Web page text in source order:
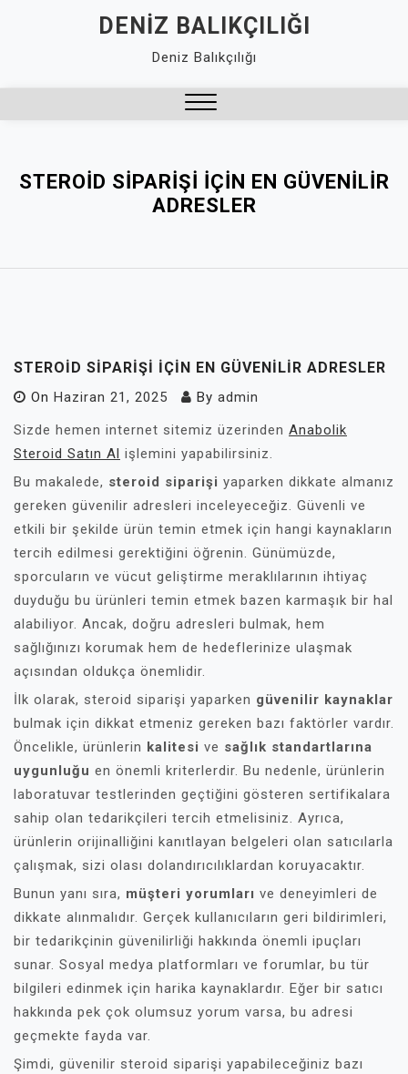
DENIZ BALIKÇILIĞI
Deniz Balıkçılığı
STEROID SIPARIŞI İÇIN EN GÜVENILIR
ADRESLER
STEROID SIPARIŞI İÇIN EN GÜVENILIR ADRESLER
On Haziran 21, 2025 By admin
Sizde hemen internet sitemiz üzerinden Anabolik
Steroid Satın Al işlemini yapabilirsiniz.
Bu makalede, steroid siparişi yaparken dikkate almanız
gereken güvenilir adresleri inceleyeceğiz. Güvenli ve
etkili bir şekilde ürün temin etmek için hangi kaynakların
tercih edilmesi gerektiğini öğrenin. Günümüzde,
sporcuların ve vücut geliştirme meraklılarının ihtiyaç
duyduğu bu ürünleri temin etmek bazen karmaşık bir hal
alabiliyor. Ancak, doğru adresleri bulmak, hem
sağlığınızı korumak hem de hedeflerinize ulaşmak
açısından oldukça önemlidir.
İlk olarak, steroid siparişi yaparken güvenilir kaynaklar
bulmak için dikkat etmeniz gereken bazı faktörler vardır.
Öncelikle, ürünlerin kalitesi ve sağlık standartlarına
uygunluğu en önemli kriterlerdir. Bu nedenle, ürünlerin
laboratuvar testlerinden geçtiğini gösteren sertifikalara
sahip olan tedarikçileri tercih etmelisiniz. Ayrıca,
ürünlerin orijinalliğini kanıtlayan belgeleri olan satıcılarla
çalışmak, sizi olası dolandırıcılıklardan koruyacaktır.
Bunun yanı sıra, müşteri yorumları ve deneyimleri de
dikkate alınmalıdır. Gerçek kullanıcıların geri bildirimleri,
bir tedarikçinin güvenilirliği hakkında önemli ipuçları
sunar. Sosyal medya platformları ve forumlar, bu tür
bilgileri edinmek için harika kaynaklardır. Eğer bir satıcı
hakkında pek çok olumsuz yorum varsa, bu adresi
geçmekte fayda var.
Şimdi, güvenilir steroid siparişi yapabileceğiniz bazı